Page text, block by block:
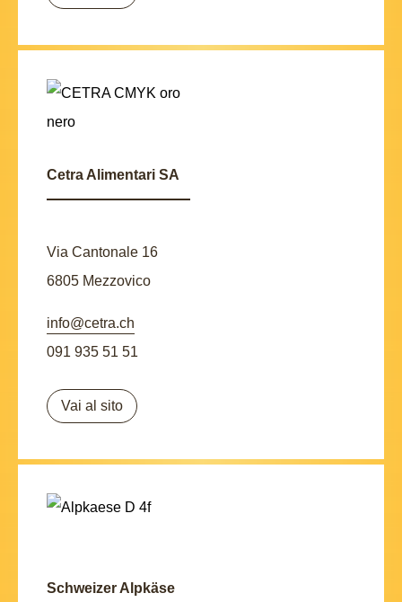
Cetra Alimentari SA
Via Cantonale 16
6805 Mezzovico
info@cetra.ch
091 935 51 51
Vai al sito
Schweizer Alpkäse